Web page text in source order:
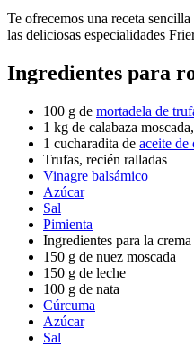
Te ofrecemos una receta
las deliciosas especialidades
Ingredientes para
100 g de mortadela de
1 kg de calabaza
1 cucharadita de aceite de
Trufas, recién ralladas
Vinagre balsámico
Azúcar
Sal
Pimienta
Ingredientes para la crema
150 g de nuez moscada
150 g de leche
100 g de nata
Cúrcuma
Azúcar
Sal